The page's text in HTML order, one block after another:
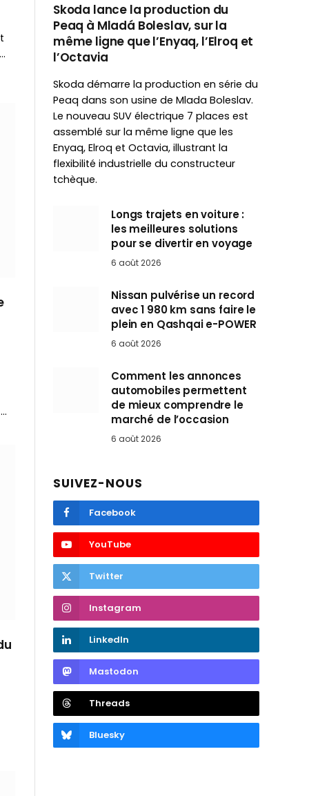
Skoda lance la production du
Peaq à Mladá Boleslav, sur la
même ligne que l’Enyaq, l’Elroq et
l’Octavia
Skoda démarre la production en série du
Peaq dans son usine de Mlada Boleslav.
Le nouveau SUV électrique 7 places est
assemblé sur la même ligne que les
Enyaq, Elroq et Octavia, illustrant la
flexibilité industrielle du constructeur
tchèque.
Longs trajets en voiture :
les meilleures solutions
pour se divertir en voyage
6 août 2026
Nissan pulvérise un record
avec 1 980 km sans faire le
plein en Qashqai e-POWER
6 août 2026
Comment les annonces
automobiles permettent
de mieux comprendre le
marché de l’occasion
6 août 2026
SUIVEZ-NOUS
Facebook
YouTube
Twitter
Instagram
LinkedIn
Mastodon
Threads
Bluesky